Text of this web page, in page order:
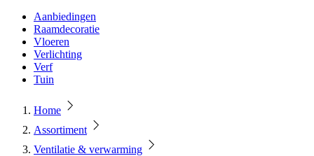
Aanbiedingen
Raamdecoratie
Vloeren
Verlichting
Verf
Tuin
Home
Assortiment
Ventilatie & verwarming